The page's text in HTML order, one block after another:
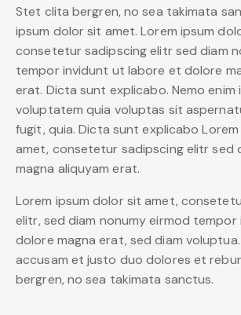
Stet clita bergren, no sea takimata
ipsum dolor sit amet. Lorem ipsum
consetetur sadipscing elitr sed diam
tempor invidunt ut labore et dolore
erat. Dicta sunt explicabo. Nemo enim
voluptatem quia voluptas sit
fugit, quia. Dicta sunt explicabo
amet, consetetur sadipscing elitr sed
magna aliquyam erat.
Lorem ipsum dolor sit amet,
elitr, sed diam nonumy eirmod
dolore magna erat, sed diam
accusam et justo duo dolores et
bergren, no sea takimata sanctus.